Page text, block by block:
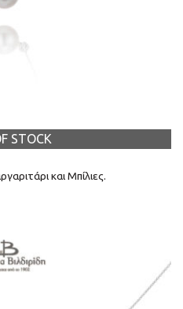
STOCK
και Μπίλιες.